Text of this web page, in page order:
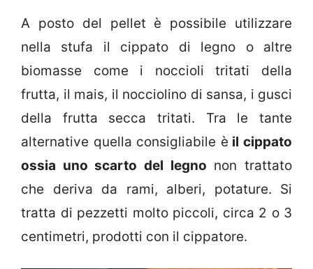
A posto del pellet è possibile utilizzare
nella stufa il cippato di legno o altre
biomasse come i noccioli tritati della
frutta, il mais, il nocciolino di sansa, i gusci
della frutta secca tritati. Tra le tante
alternative quella consigliabile è il cippato
ossia uno scarto del legno non trattato
che deriva da rami, alberi, potature. Si
tratta di pezzetti molto piccoli, circa 2 o 3
centimetri, prodotti con il cippatore.